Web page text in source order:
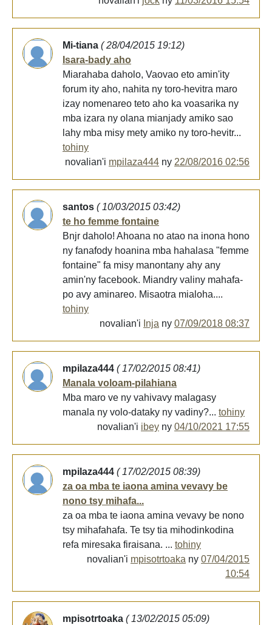
Mi-tiana ( 28/04/2015 19:12)
Isara-bady aho
Miarahaba daholo, Vaovao eto amin'ity
forum ity aho, nahita ny toro-hevitra maro
izay nomenareo teto aho ka voasarika ny
mba izara ny olana mianjady amiko sao
lahy mba misy mety amiko ny toro-hevitr...
tohiny
novalian'i mpilaza444 ny 22/08/2016 02:56
santos ( 10/03/2015 03:42)
te ho femme fontaine
Bnjr daholo! Ahoana no atao na inona hono
ny fanafody hoanina mba hahalasa "femme
fontaine" fa misy manontany ahy any
amin'ny facebook. Miandry valiny mahafa-
po avy aminareo. Misaotra mialoha....
tohiny
novalian'i Inja ny 07/09/2018 08:37
mpilaza444 ( 17/02/2015 08:41)
Manala voloam-pilahiana
Mba maro ve ny vahivavy malagasy
manala ny volo-dataky ny vadiny?... tohiny
novalian'i ibey ny 04/10/2021 17:55
mpilaza444 ( 17/02/2015 08:39)
za oa mba te iaona amina vevavy be
nono tsy mihafa...
za oa mba te iaona amina vevavy be nono
tsy mihafahafa. Te tsy tia mihodinkodina
refa miresaka firaisana. ... tohiny
novalian'i mpisotrtoaka ny 07/04/2015
10:54
mpisotrtoaka ( 13/02/2015 05:09)